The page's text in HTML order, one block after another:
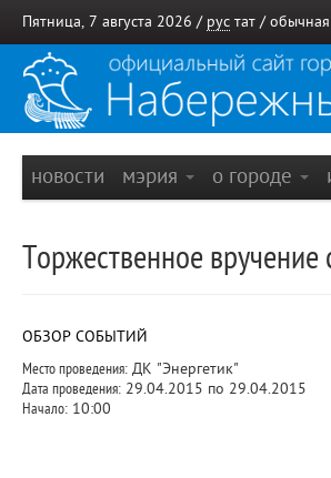
Пятница, 7 августа 2026 / рус тат /
новости мэрия о городе
Торжественное вручение
ОБЗОР СОБЫТИЙ
Место проведения: ДК "Энергетик"
Дата проведения: 29.04.2015 по 29.04.2015
Начало: 10:00